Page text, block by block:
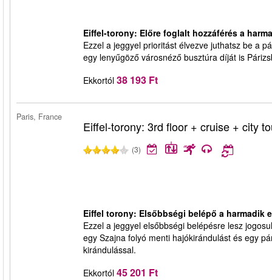
Eiffel-torony: Előre foglalt hozzáférés a
Ezzel a jeggyel prioritást élvezve juthatsz be a
egy lenyűgöző városnéző busztúra díját is
Ekkortól 38 193 Ft
Paris, France
Eiffel-torony: 3rd floor + cruise + city
(3)
Eiffel torony: Elsőbbségi belépő a harmadik
Ezzel a jeggyel elsőbbségi belépésre lesz
egy Szajna folyó menti hajókirándulást és egy
kirándulással.
Ekkortól 45 201 Ft